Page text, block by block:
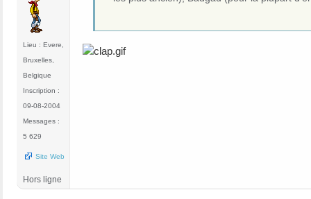
Lieu : Evere,
Bruxelles,
Belgique
Inscription :
09-08-2004
Messages :
5 629
Site Web
Hors ligne